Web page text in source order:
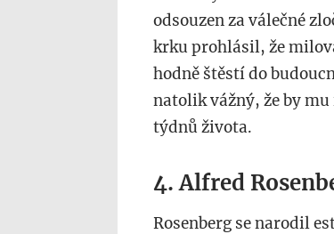
odsouzen za válečné
krku prohlásil, že
hodně štěstí do
natolik vážný, že by
týdnů života.
4. Alfred
Rosenberg se narodil